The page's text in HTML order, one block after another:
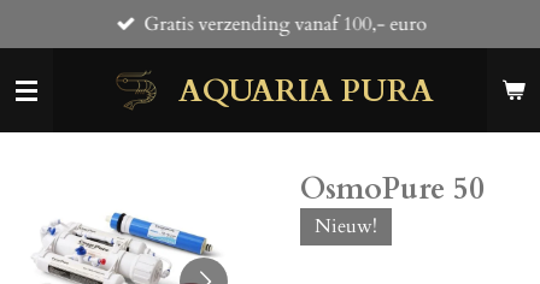
direct
naar
AQUARIA PURA
Gratis verzending vanaf 100,- euro
OsmoPure 50
Nieuw!